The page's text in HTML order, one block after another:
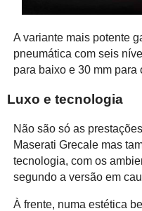
A variante mais potente
pneumática com seis
para baixo e 30 mm para
Luxo e tecnologia
Não são só as
Maserati Grecale mas
tecnologia, com os
segundo a versão em
À frente, numa estética